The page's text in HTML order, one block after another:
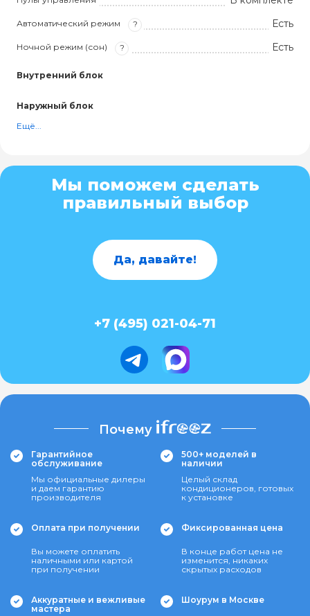
Автоматический режим ? Есть
Ночной режим (сон) ? Есть
Внутренний блок
Наружный блок
Ещё...
Мы поможем сделать
правильный выбор
Да, давайте!
+7 (495) 021-04-71
Почему
Гарантийное
обслуживание
Мы официальные дилеры
и даем гарантию
производителя
500+ моделей в
наличии
Целый склад
кондиционеров, готовых
к установке
Оплата при получении
Вы можете оплатить
наличными или картой
при получении
Фиксированная цена
В конце работ цена не
изменится, никаких
скрытых расходов
Аккуратные и вежливые
мастера
Шоурум в Москве